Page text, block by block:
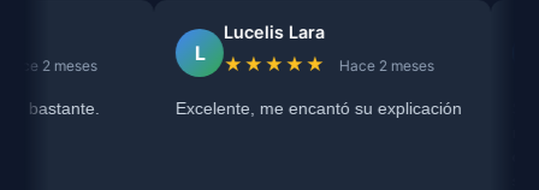
Lucelis Lara
★★★★★ Hace 2 meses
Excelente, me encantó su explicación
Servicio